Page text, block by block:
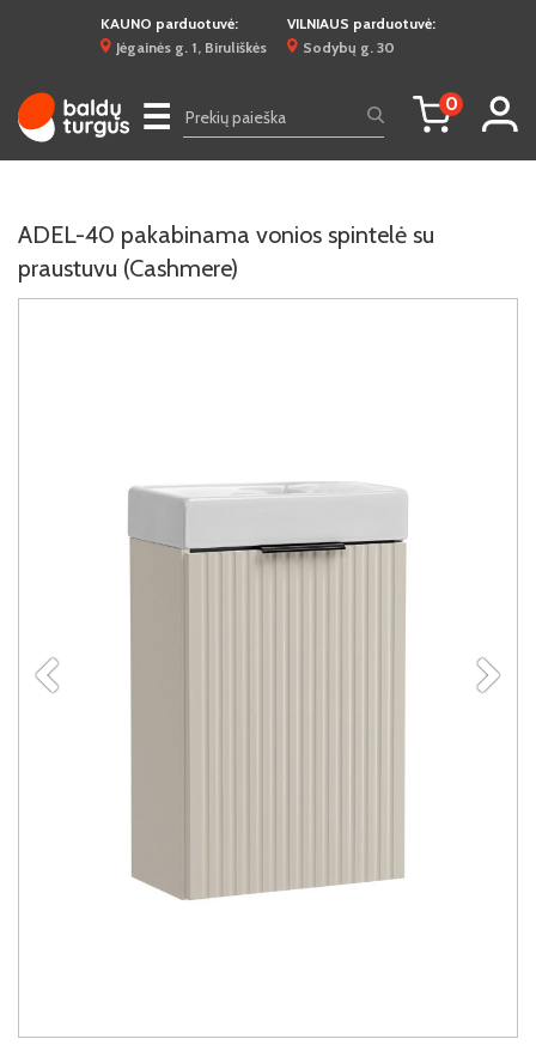
KAUNO parduotuvė:
Jėgainės g. 1, Biruliškės
VILNIAUS parduotuvė:
Sodybų g. 30
☰ 0
ADEL-40 pakabinama vonios spintelė su
praustuvu (Cashmere)